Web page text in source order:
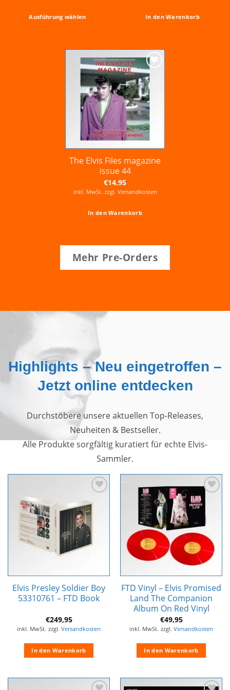
Ausführung wählen
weist
mehrere
Varianten
Optionen
können
Produktseite
gewählt
In den Warenkorb
Zur
Wunschliste
hinzufügen
The Elvis Files magazine
issue 44
€14,95
inkl. MwSt. zzgl. Versandkosten
In den Warenkorb
Mehr Pre-Orders
Highlights – Neu eingetroffen –
Jetzt online entdecken
Durchstöbere unsere aktuellen Top-Releases,
Neuheiten & Bestseller.
Alle Produkte sorgfältig kuratiert für echte Elvis-
Sammler.
Zur
Wunschliste
hinzufügen
Elvis Presley Soldier Boy
53310761 – FTD Book
€249,95
inkl. MwSt. zzgl. Versandkosten
In den Warenkorb
Zur
Wunschliste
hinzufügen
FTD Vinyl – Elvis Promised
Land The Companion
Album On Red Vinyl
€49,95
inkl. MwSt. zzgl. Versandkosten
In den Warenkorb